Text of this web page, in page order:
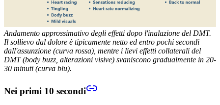
Andamento approssimativo degli effetti dopo l'inalazione del DMT.
Il sollievo dal dolore è tipicamente netto ed entro pochi secondi
dall'assunzione (curva rossa), mentre i lievi effetti collaterali del
DMT (body buzz, alterazioni visive) svaniscono gradualmente in 20-
30 minuti (curva blu).
Nei primi 10 secondi